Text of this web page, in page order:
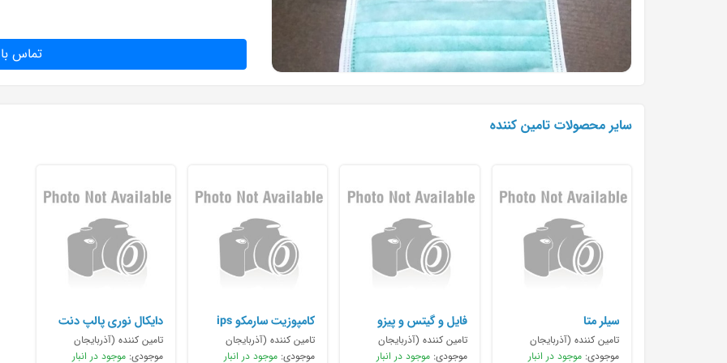
تماس
سایر محصولات تامین کننده
سیلر متا
تامین کننده (آذربایجان
شرقی)
موجودی: موجود در انبار
فایل و گیتس و پیزو
مانی
تامین کننده (آذربایجان
شرقی)
موجودی:موجود در انبار
کامپوزیت سارمکو ips
جیانیال گرادیا کاریزما و..
تامین کننده (آذربایجان
شرقی)
موجودی: موجود در انبار
دایکال نوری پالپ دنت
تامین کننده (آذربایجان
شرقی)
موجودی: موجود در انبار